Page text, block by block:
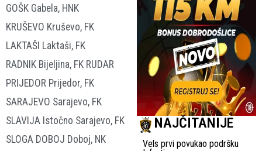
GOŠK Gabela, HNK
KRUŠEVO Kruševo, FK
LAKTAŠI Laktaši, FK
RADNIK Bijeljina, FK RUDAR
PRIJEDOR Prijedor, FK
SARAJEVO Sarajevo, FK
SLAVIJA Istočno Sarajevo, FK
SLOGA DOBOJ Doboj, NK
NAJČITANIJE
Vels prvi povukao podršku